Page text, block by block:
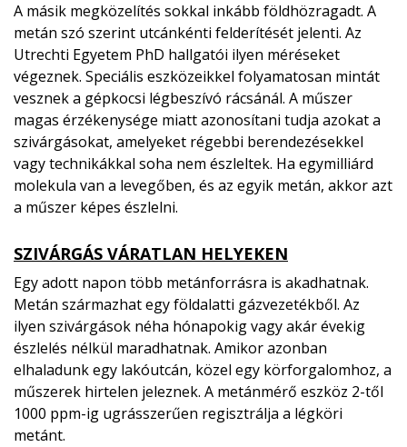
A másik megközelítés sokkal inkább földhözragadt. A
metán szó szerint utcánkénti felderítését jelenti. Az
Utrechti Egyetem PhD hallgatói ilyen méréseket
végeznek. Speciális eszközeikkel folyamatosan mintát
vesznek a gépkocsi légbeszívó rácsánál. A műszer
magas érzékenysége miatt azonosítani tudja azokat a
szivárgásokat, amelyeket régebbi berendezésekkel
vagy technikákkal soha nem észleltek. Ha egymilliárd
molekula van a levegőben, és az egyik metán, akkor azt
a műszer képes észlelni.
SZIVÁRGÁS VÁRATLAN HELYEKEN
Egy adott napon több metánforrásra is akadhatnak.
Metán származhat egy földalatti gázvezetékből. Az
ilyen szivárgások néha hónapokig vagy akár évekig
észlelés nélkül maradhatnak. Amikor azonban
elhaladunk egy lakóutcán, közel egy körforgalomhoz, a
műszerek hirtelen jeleznek. A metánmérő eszköz 2-től
1000 ppm-ig ugrásszerűen regisztrálja a légköri
metánt.